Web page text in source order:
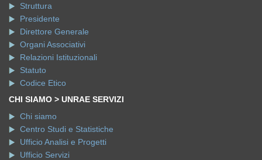
Struttura
Presidente
Direttore Generale
Organi Associativi
Relazioni Istituzionali
Statuto
Codice Etico
CHI SIAMO > UNRAE SERVIZI
Chi siamo
Centro Studi e Statistiche
Ufficio Analisi e Progetti
Ufficio Servizi